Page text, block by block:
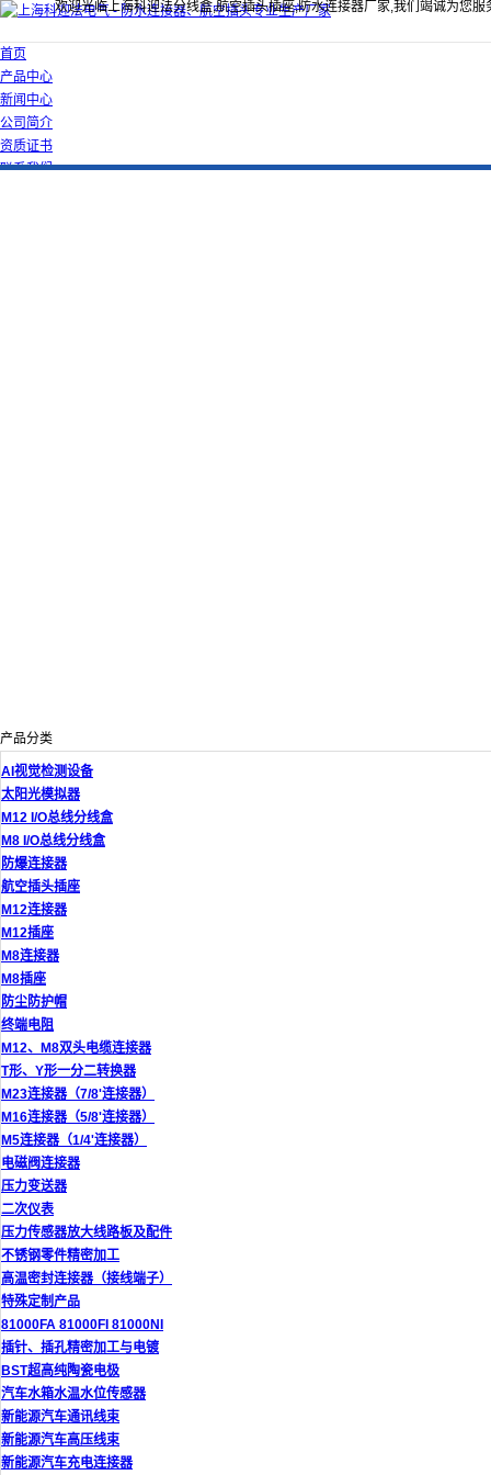
欢迎光临上海科迎法分线盒,航空插头插座,防水连接器厂家,我们竭诚为您服
首页
产品中心
新闻中心
公司简介
资质证书
联系我们
产品分类
AI视觉检测设备
太阳光模拟器
M12 I/O总线分线盒
M8 I/O总线分线盒
防爆连接器
航空插头插座
M12连接器
M12插座
M8连接器
M8插座
防尘防护帽
终端电阻
M12、M8双头电缆连接器
T形、Y形一分二转换器
M23连接器（7/8'连接器）
M16连接器（5/8'连接器）
M5连接器（1/4'连接器）
电磁阀连接器
压力变送器
二次仪表
压力传感器放大线路板及配件
不锈钢零件精密加工
高温密封连接器（接线端子）
特殊定制产品
81000FA 81000FI 81000NI
插针、插孔精密加工与电镀
BST超高纯陶瓷电极
汽车水箱水温水位传感器
新能源汽车通讯线束
新能源汽车高压线束
新能源汽车充电连接器